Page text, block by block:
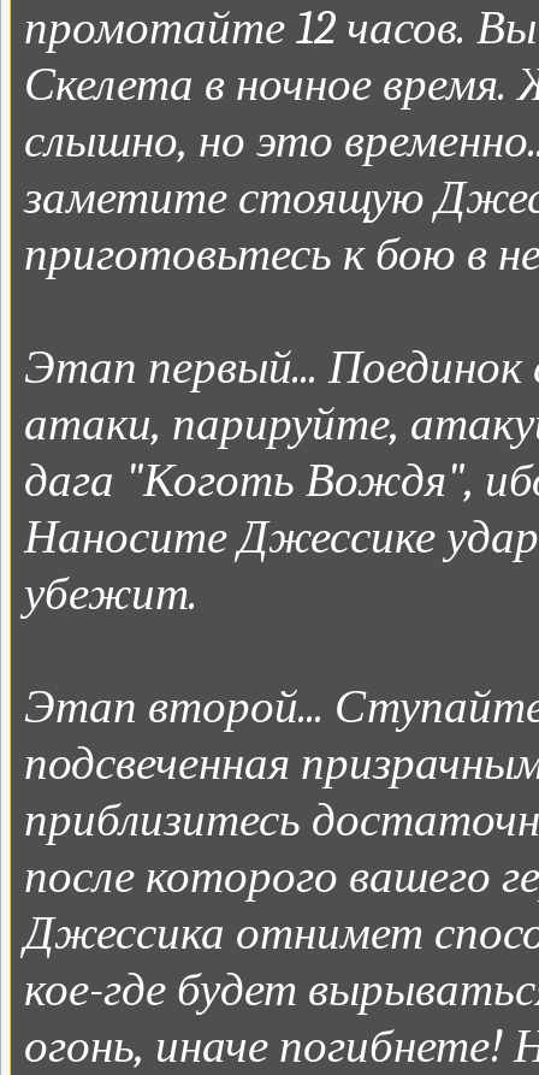
промотайте 12 часов.
Скелета в ночное время.
слышно, но это
заметите стоящую
приготовьтесь к бою в
Этап первый...
атаки, парируйте,
дага "Коготь Вождя",
Наносите Джессике
убежит.
Этап второй...
подсвеченная
приблизитесь
после которого вашего
Джессика отнимет
кое-где будет
огонь, иначе